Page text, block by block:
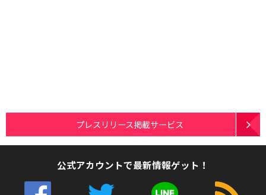
プレスリリース掲載サービス
公式アカウントで最新情報ゲット！